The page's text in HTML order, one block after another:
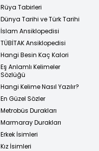
Rüya Tabirleri
Dünya Tarihi ve Türk Tarihi
İslam Ansiklopedisi
TÜBİTAK Ansiklopedisi
Hangi Besin Kaç Kalori
Eş Anlamlı Kelimeler
Sözlüğü
Hangi Kelime Nasıl Yazılır?
En Güzel Sözler
Metrobüs Durakları
Marmaray Durakları
Erkek İsimleri
Kız İsimleri